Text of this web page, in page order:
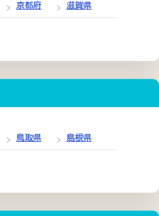
京都府 滋賀県
鳥取県 島根県